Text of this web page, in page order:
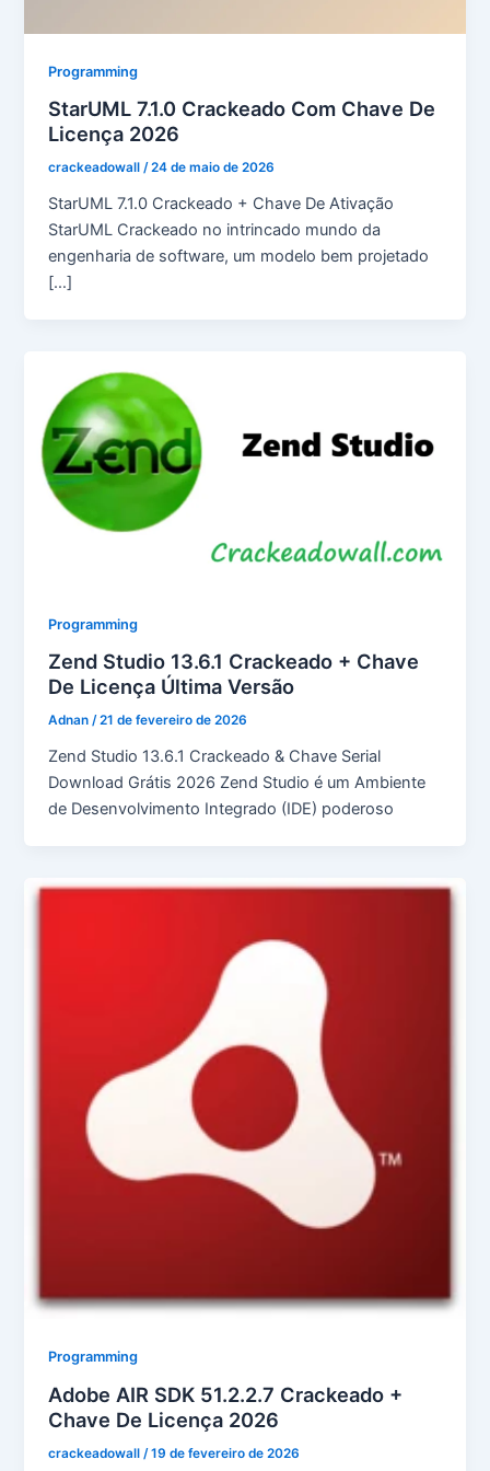
Programming
StarUML 7.1.0 Crackeado Com Chave De
Licença 2026
crackeadowall/24 de maio de 2026
StarUML 7.1.0 Crackeado + Chave De Ativação
StarUML Crackeado no intrincado mundo da
engenharia de software, um modelo bem projetado
[…]
Programming
Zend Studio 13.6.1 Crackeado + Chave
De Licença Última Versão
Adnan/21 de fevereiro de 2026
Zend Studio 13.6.1 Crackeado & Chave Serial
Download Grátis 2026 Zend Studio é um Ambiente
de Desenvolvimento Integrado (IDE) poderoso
Programming
Adobe AIR SDK 51.2.2.7 Crackeado +
Chave De Licença 2026
crackeadowall /19 de fevereiro de 2026